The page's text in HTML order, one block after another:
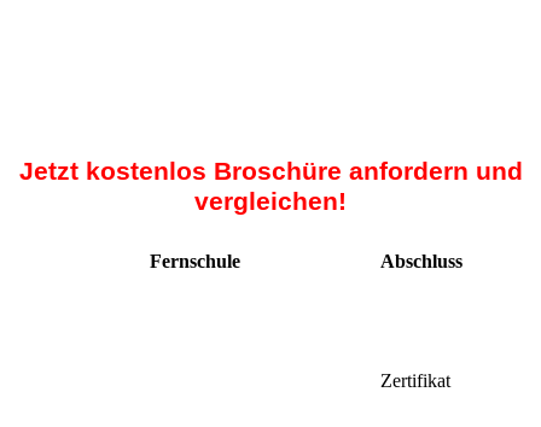
Jetzt kostenlos Broschüre anfordern und
vergleichen!
Fernschule Abschluss
Zertifikat